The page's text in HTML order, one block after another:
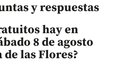
y respuestas
hay en
8 de agosto
las Flores?